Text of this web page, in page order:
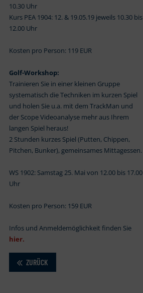
10.30 Uhr
Kurs PEA 1904: 12. & 19.05.19 jeweils 10.30 bis
12.00 Uhr
Kosten pro Person: 119 EUR
Golf-Workshop:
Trainieren Sie in einer kleinen Gruppe
systematisch die Techniken im kurzen Spiel
und holen Sie u.a. mit dem TrackMan und
der Scope Videoanalyse mehr aus Ihrem
langen Spiel heraus!
2 Stunden kurzes Spiel (Putten, Chippen,
Pitchen, Bunker), gemeinsames Mittagessen.
WS 1902: Samstag 25. Mai von 12.00 bis 17.00
Uhr
Kosten pro Person: 159 EUR
Infos und Anmeldemöglichkeit finden Sie
hier.
ZURÜCK